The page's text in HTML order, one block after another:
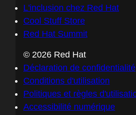
L'inclusion chez Red Hat
Cool Stuff Store
Red Hat Summit
© 2026 Red Hat
Déclaration de confidentialité
Conditions d'utilisation
Politiques et règles
Accessibilité numérique